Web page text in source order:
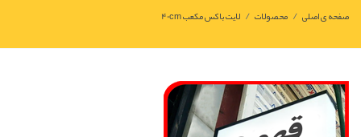
صفحه ی اصلی / محصولات / لایت باکس مکعب 40cm